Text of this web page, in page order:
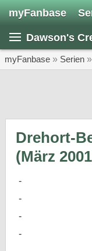
myFanbase
Dawson's
myFanbase » Serien »
Drehort-
(März